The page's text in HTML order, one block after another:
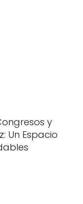
y
Un Espacio